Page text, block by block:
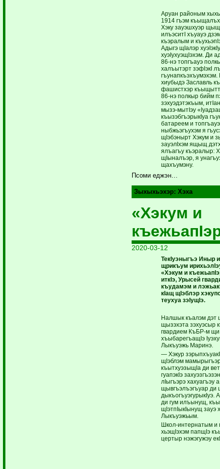
Аруан районым
1914 гъэм­
Хэку зауэшхуэр
илъэситI хъуауэ
къэралым и
Адыгэ щIалэр
хуэIухуэщIэхэм. Ди
86-нэ топгъауэ
халъытэрт зэфIэкI
хиубыдэ Заславль
фашистхэр
86-нэ полкыр бийм
зэхуэдэтэкъым,
мызэ-мытIэу
къызэбгъэ­ры­кIуа
батареем и
ныбжьэгъухэм я
щIэбэнырт Хэкум и
зауэлIхэм ящыщ
ялъагъу къэралыр:
щIыналъэр, я
щахъумэну.
Псоми еджэн…
Зыхыхьэхэр:Хэха
«Хэкум и
2020-03-12
ТекIуэныгъэ Иныр
щрикъум
«Хэкум и
иткIэ, Урысей
къудамэм и
кIащ щIэблэр
теухуа зэIущIэ.
Налшык къалэм
щы­зэхэта зэхуэсыр
гвардием КъБР-м
хъыбарегъащIэ
Лыкъуэжь Маринэ.
— Хэкур
щIэблэм
къытхуэзыщIа ди
гуапэкIэ
лIыгъэрэ хахуагъэу
щывгъэлъэгъуар ди
ди гум илъынущ,
щIэтпIыкIынущ
Лыкъуэжьым.
Школ-интернатым и
хьэщIэхэм папщIэ
цертыр нэжэгужэу